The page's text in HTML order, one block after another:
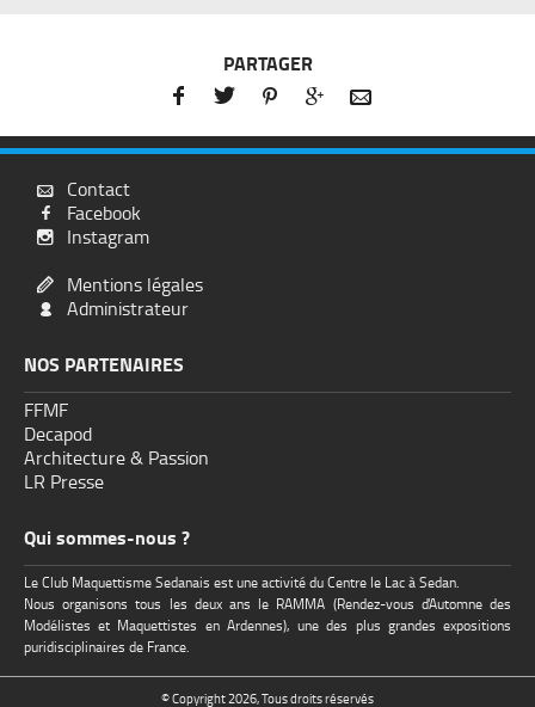
PARTAGER
    
 Contact
 Facebook
 Instagram
 Mentions légales
 Administrateur
NOS PARTENAIRES
FFMF
Decapod
Architecture & Passion
LR Presse
Qui sommes-nous ?
Le Club Maquettisme Sedanais est une activité du Centre le Lac à Sedan.
Nous organisons tous les deux ans le RAMMA (Rendez-vous d'Automne des
Modélistes et Maquettistes en Ardennes), une des plus grandes expositions
puridisciplinaires de France.
© Copyright 2026, Tous droits réservés